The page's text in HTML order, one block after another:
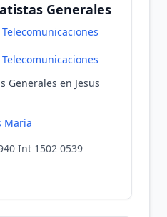
Generales
Telecomunicaciones
Telecomunicaciones
Generales en Jesus
Maria
Int 1502 0539